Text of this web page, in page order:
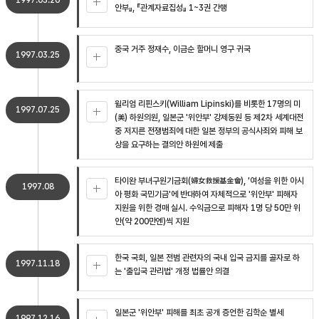
안부』, 『관계자료집성』 1~3권 간행
1997.03.25
중국 거주 정재수, 이금순 할머니 영구 귀국
1997.07.25
윌리엄 리핀스키(William Lipinski)를 비롯한 17명의 미
(美) 하원의원, 일본군 '위안부' 강제동원 등 제2차 세계대전
중 저지른 전쟁범죄에 대한 일본 정부의 공식사죄와 피해 보
상을 요구하는 결의안 하원에 제출
1997.08
타이완 부녀구원기금회(婦女救援基金會), '여성을 위한 아시
아 평화 국민기금'에 반대하여 자체적으로 '위안부' 피해자
지원을 위한 경매 실시. 수익금으로 피해자 1명 당 50만 위
안(약 200만엔)씩 지원
1997.11.18
한국 국회, 일본 전범 관련자의 국내 입국 금지를 골자로 하
는 '출입국 관리법' 개정 법률안 의결
일본군 '위안부' 피해를 최초 공개 증언한 김학순 별세